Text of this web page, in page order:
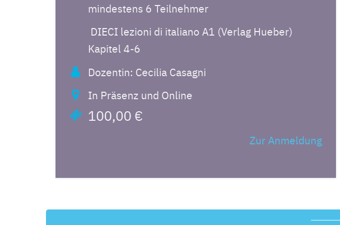
mindestens 6 Teilnehmer
DIECI lezioni di italiano A1 (Verlag Hueber)
Kapitel 4-6
Dozentin: Cecilia Casagni
In Präsenz und Online
100,00 €
Zur Anmeldung